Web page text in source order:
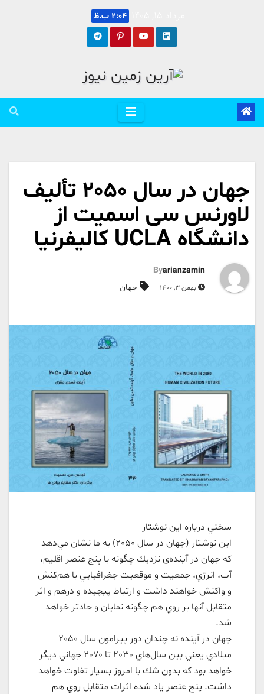
2:04 ب.ظ
جهان در سال 2050 تألیف
لاورنس سی اسمیت از
دانشگاه UCLA کالیفرنیا
Byarianzamin
بهمن 3, 1400 جهان
سخني درباره اين نوشتار
اين نوشتار (جهان در سال 2050) به ما نشان مي‌دهد
كه جهان در آينده‌ی نزديك چگونه با پنج عنصر اقليم،
آب، انرژي، جمعيت و موقعيت جغرافيايي با هم‌كنش
و واكنش خواهند داشت و ارتباط پيچيده و درهم و اثر
متقابل آنها بر روي هم چگونه نمايان و حادتر خواهد
شد.
جهان در آينده نه چندان دور پيرامون سال 2050
ميلادي يعني بين سال‌هاي 2030 تا 2070 جهاني ديگر
خواهد بود كه بدون شك با امروز بسيار تفاوت خواهد
داشت. پنج عنصر ياد شده اثرات متقابل روي هم